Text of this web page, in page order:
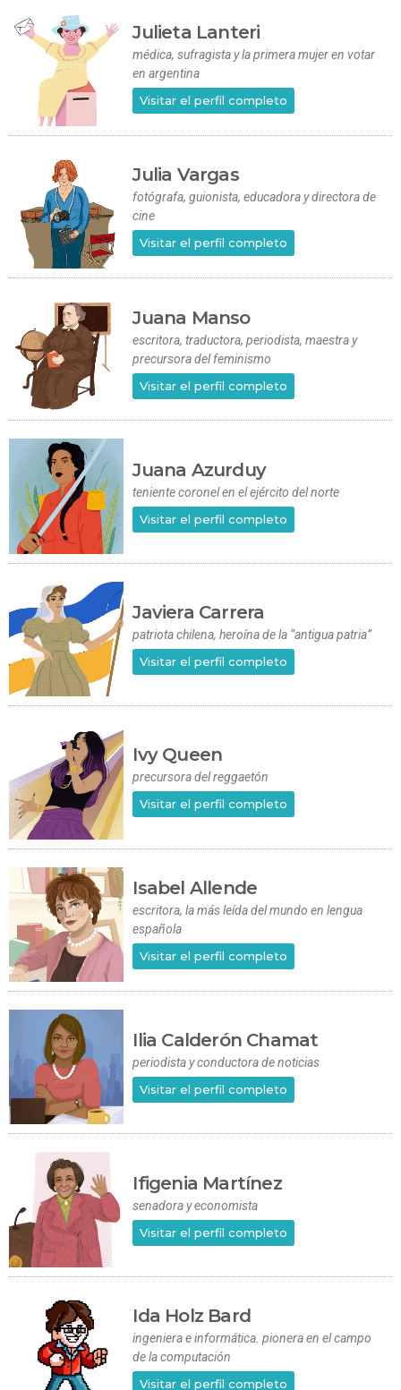
Julieta Lanteri
médica, sufragista y la primera mujer en votar
en argentina
Visitar el perfil completo
Julia Vargas
fotógrafa, guionista, educadora y directora de
cine
Visitar el perfil completo
Juana Manso
escritora, traductora, periodista, maestra y
precursora del feminismo
Visitar el perfil completo
Juana Azurduy
teniente coronel en el ejército del norte
Visitar el perfil completo
Javiera Carrera
patriota chilena, heroína de la “antigua patria”
Visitar el perfil completo
Ivy Queen
precursora del reggaetón
Visitar el perfil completo
Isabel Allende
escritora, la más leída del mundo en lengua
española
Visitar el perfil completo
Ilia Calderón Chamat
periodista y conductora de noticias
Visitar el perfil completo
Ifigenia Martínez
senadora y economista
Visitar el perfil completo
Ida Holz Bard
ingeniera e informática. pionera en el campo
de la computación
Visitar el perfil completo